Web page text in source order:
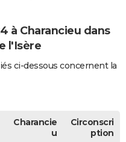
à Charancieu dans
l'Isère
ci-dessous concernent la
Charancie
u
Circonscri
ption